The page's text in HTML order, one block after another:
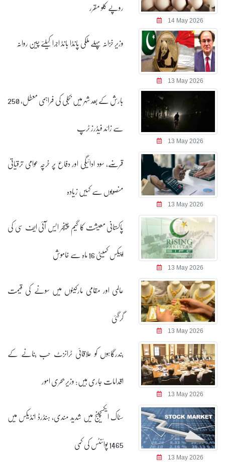
14 May 2026
روپے کلو مقرر
13 May 2026
وزیر خزانہ پہلے ملکی پانڈا بانڈ اجرا کیلئے چین روانہ
13 May 2026
بارش کے بعد شہر میں بجلی کی فراہمی معطل، 250
سے زائد فیڈرز ٹرپ
13 May 2026
قرضے، سود ادائیگی اور دفاع پر خرچہ عوامی ترقیاتی
منصوبوں سے کہیں زیادہ
13 May 2026
پاکستانی معیشت کا گیم چینجر ایس آئی ایف سی کی
اپیکس کمیٹی 16 ماہ سے خاموش
13 May 2026
عالمی اور مقامی مارکیٹوں میں سونے کی قیمت
گرگئی
13 May 2026
بندرگاہوں کو علاقائی ٹرانزٹ حب بنانے کے
اقدامات جاری ہیں: وزیر بحری امور
13 May 2026
سٹاک ایکسچینج میں شدید مندی، ہنڈرڈ انڈیکس میں
1465 پوائنٹس کی کمی